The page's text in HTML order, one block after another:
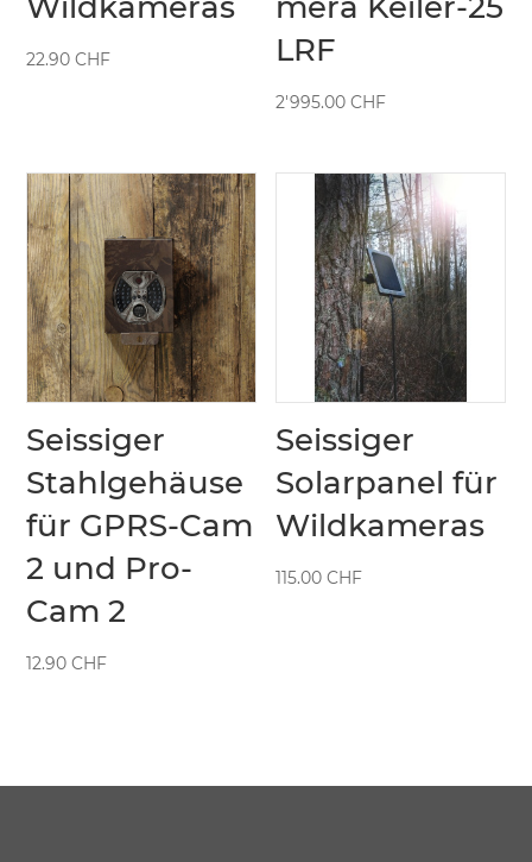
22.90CHF
LRF
2'995.00CHF
Seissiger
Stahlgehäuse
für GPRS-Cam
2 und Pro-
Cam 2
12.90CHF
Seissiger
Solarpanel für
Wildkameras
115.00CHF